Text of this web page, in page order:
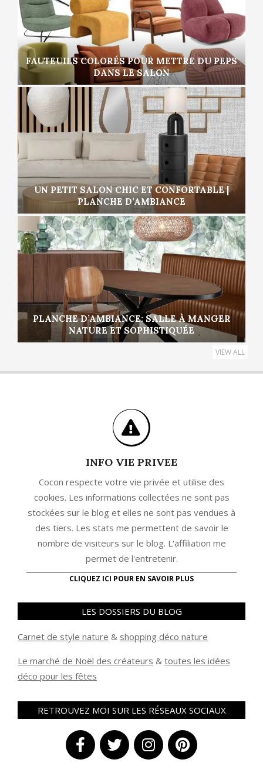
FAUTEUILS COLORÉS POUR METTRE DU PEPS
DANS LE SALON
UN PETIT SALON CHIC ET CONFORTABLE |
PLANCHE D’AMBIANCE
PLANCHE D’AMBIANCE: SALLE À MANGER
NATURE ET SOPHISTIQUÉE
VIEW ALL
INFO VIE PRIVEE
Cocon respecte votre vie privée et utilise des
cookies. Les informations collectées ne sont pas
stockées sur le blog et elles ne sont pas vendues à
des tiers. Les stats me permettent de savoir le
nombre de visiteurs sur le blog. L'affiliation me
permet de l'entretenir.
CLIQUEZ ICI POUR EN SAVOIR PLUS
LES DOSSIERS DU BLOG
Carnet de style nature & shopping déco nature
Le marché de Noël des créateurs & toutes les idées
déco pour les fêtes
RETROUVEZ MOI SUR LES RÉSEAUX SOCIAUX